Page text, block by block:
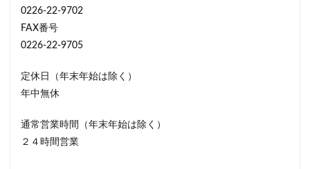
0226-22-9702
FAX番号
0226-22-9705
定休日（年末年始は除く）
年中無休
通常営業時間（年末年始は除く）
２４時間営業